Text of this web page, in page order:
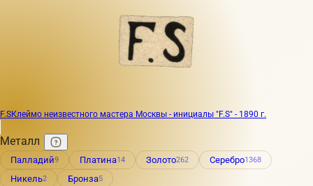
F.SКлеймо неизвестного мастера Москвы - инициалы "F.S" - 1890 г.
Металл
Палладий9 Платина14 Золото262 Серебро1368
Никель2 Бронза5